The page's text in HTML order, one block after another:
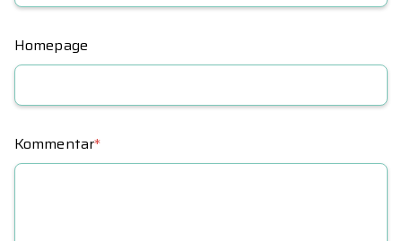
Homepage
Kommentar*